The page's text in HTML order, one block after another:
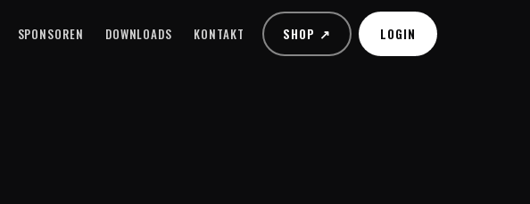
SPONSOREN DOWNLOADS KONTAKT SHOP ↗ LOGIN